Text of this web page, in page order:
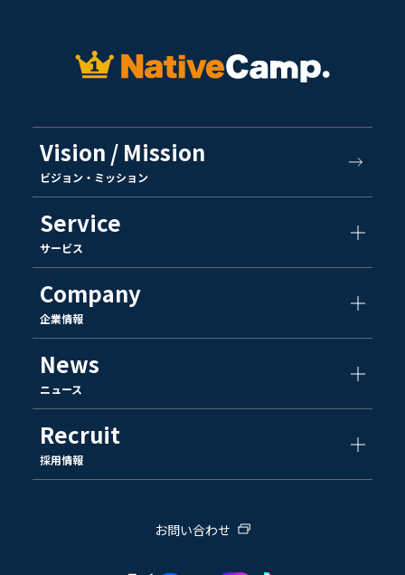
Vision / Mission
ビジョン・ミッション
Service
サービス
Company
企業情報
News
ニュース
Recruit
採用情報
お問い合わせ